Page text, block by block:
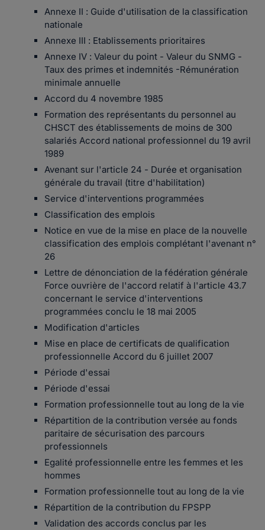
Annexe II : Guide d'utilisation de la classification
nationale
Annexe III : Etablissements prioritaires
Annexe IV : Valeur du point - Valeur du SNMG -
Taux des primes et indemnités -Rémunération
minimale annuelle
Accord du 4 novembre 1985
Formation des représentants du personnel au
CHSCT des établissements de moins de 300
salariés Accord national professionnel du 19 avril
1989
Avenant sur l'article 24 - Durée et organisation
générale du travail (titre d'habilitation)
Service d'interventions programmées
Classification des emplois
Notice en vue de la mise en place de la nouvelle
classification des emplois complétant l'avenant n°
26
Lettre de dénonciation de la fédération générale
Force ouvrière de l'accord relatif à l'article 43.7
concernant le service d'interventions
programmées conclu le 18 mai 2005
Modification d'articles
Mise en place de certificats de qualification
professionnelle Accord du 6 juillet 2007
Période d'essai
Période d'essai
Formation professionnelle tout au long de la vie
Répartition de la contribution versée au fonds
paritaire de sécurisation des parcours
professionnels
Egalité professionnelle entre les femmes et les
hommes
Formation professionnelle tout au long de la vie
Répartition de la contribution du FPSPP
Validation des accords conclus par les